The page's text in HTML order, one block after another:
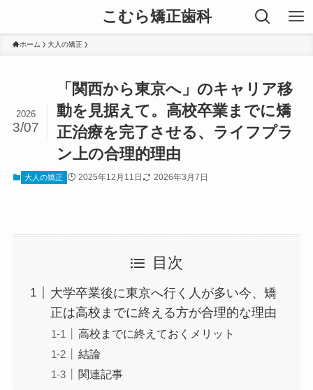
こむら矯正歯科
ホーム 大人の矯正
「関西から東京へ」のキャリア移
動を見据えて。高校卒業までに矯
正治療を完了させる、ライフプラ
ン上の合理的理由
2026
3/07
大人の矯正 2025年12月11日 2026年3月7日
目次
大学卒業後に東京へ行く人が多い今、矯
正は高校までに終える方が合理的な理由
高校までに終えておくメリット
結論
関連記事